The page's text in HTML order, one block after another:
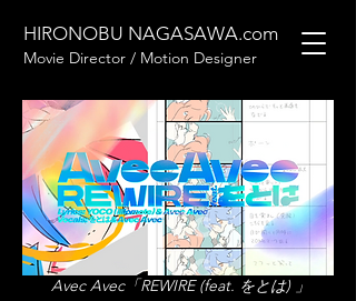
HIRONOBU NAGASAWA.com
Movie Director / Motion Designer
Avec Avec「REWIRE (feat. をとは) 」